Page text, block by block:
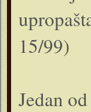
15/99)
Jedan